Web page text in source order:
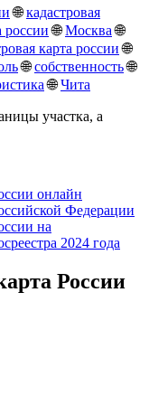
🌐кадастровая
россии🌐Москва🌐
карта россии🌐
🌐собственность🌐
🌐Чита
участка, а
онлайн
Федерации
на
2024 года
России